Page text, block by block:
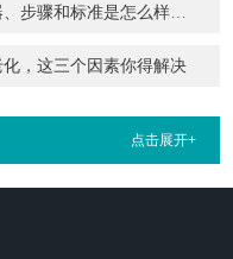
骤和标准是怎么样的？
，这三个因素你得解决
点击展开+